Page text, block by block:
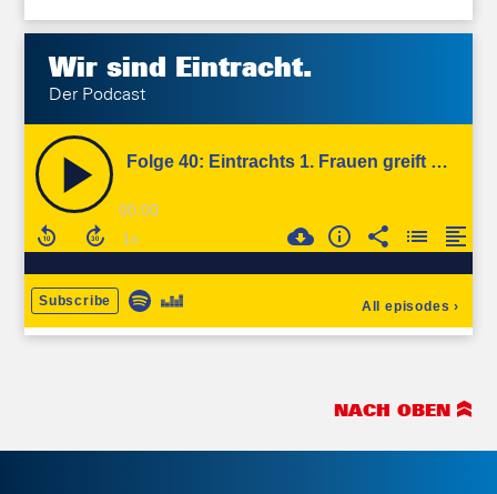
Wir sind Eintracht.
Der Podcast
NACH OBEN